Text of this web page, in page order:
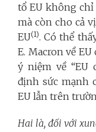
tổ EU không chỉ
mà còn cho cả
EU(1). Có thể
E. Macron về
ý niệm về “EU
định sức mạnh
EU lẫn trên
Hai là, đối với